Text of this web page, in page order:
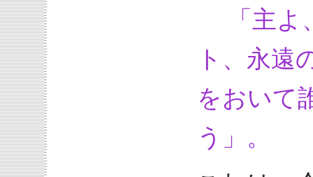
「主よ
ト、永遠
をおいて
う」。